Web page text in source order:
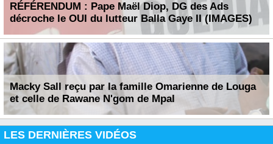
RÉFÉRENDUM : Pape Maël Diop, DG des Ads
décroche le OUI du lutteur Balla Gaye II (IMAGES)
Macky Sall reçu par la famille Omarienne de Louga
et celle de Rawane N'gom de Mpal
LES DERNIÈRES VIDÉOS